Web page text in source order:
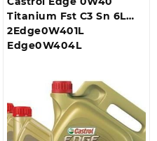
Titanium Fst C3 Sn 6L
2Edge0W401L
Edge0W404L